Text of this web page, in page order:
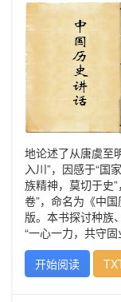
地论述了从唐虞至
入川”，因感于“国
族精神，莫切于史
卷”，命名为《中
版。本书探讨种族
“一心一力，共守固
开始阅读